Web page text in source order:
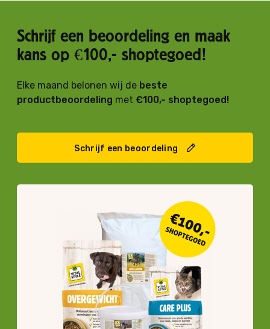
Schrijf een beoordeling en maak
kans op €100,- shoptegoed!
Elke maand belonen wij de beste
productbeoordeling met €100,- shoptegoed!
Schrijf een beoordeling